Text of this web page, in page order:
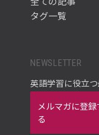
タグ一覧
NEWSLETTER
英語学習に役立
メルマガに登録
る